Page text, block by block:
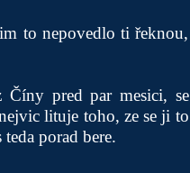
to nepovedlo ti řeknou,
Číny pred par mesici, se
lituje toho, ze se ji to
porad bere.